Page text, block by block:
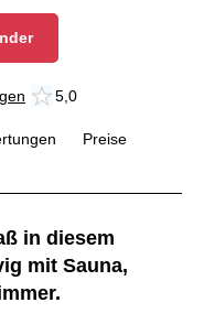
5,0
Preise
in diesem
mit Sauna,